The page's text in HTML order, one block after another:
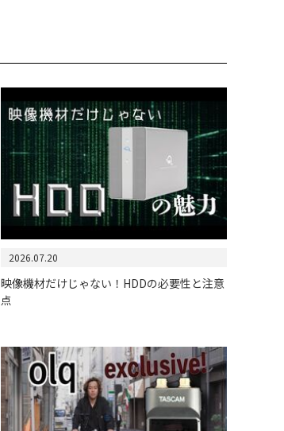
2026.07.20
映像機材だけじゃない！HDDの必要性と注意
点